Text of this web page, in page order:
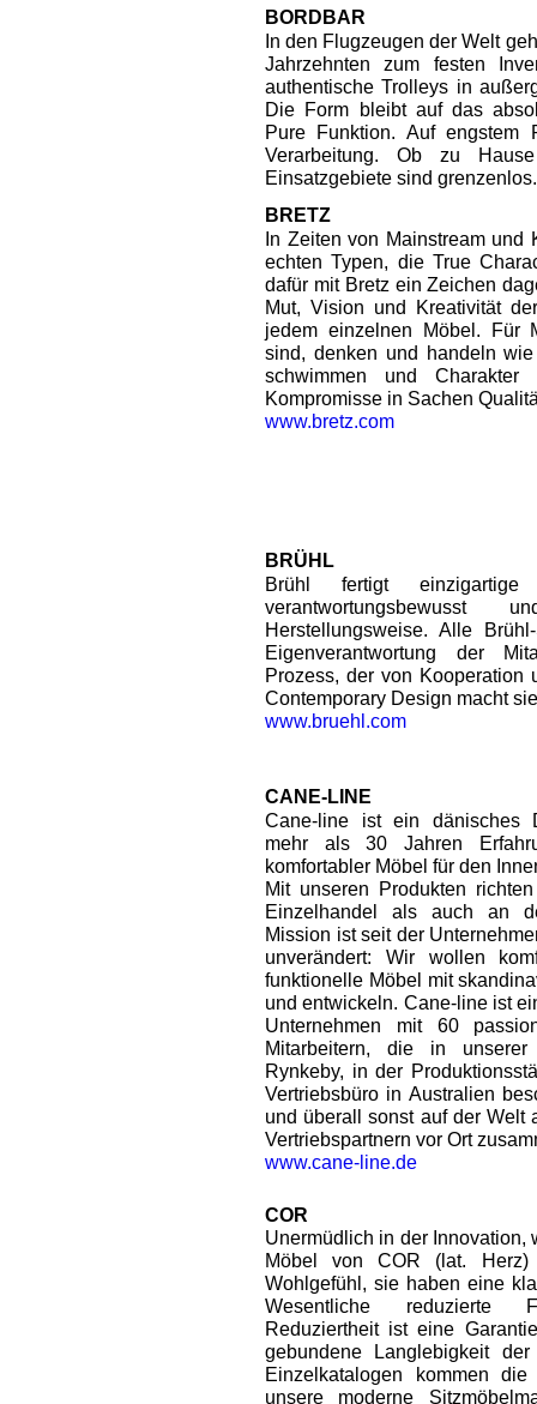
BORDBAR
In den Flugzeugen der Welt
Jahrzehnten zum festen
authentische Trolleys in
Die Form bleibt auf das
Pure Funktion. Auf engstem
Verarbeitung. Ob zu
Einsatzgebiete sind
BRETZ
In Zeiten von Mainstream und
echten Typen, die True
dafür mit Bretz ein Zeichen
Mut, Vision und Kreativität
jedem einzelnen Möbel. Für
sind, denken und handeln
schwimmen und
Kompromisse in Sachen
www.bretz.com
BRÜHL
Brühl fertigt
Herstellungsweise. Alle
Eigenverantwortung der
Prozess, der von Kooperation
Contemporary Design macht
www.bruehl.com
CANE-LINE
Cane-line ist ein dänisches
mehr als 30 Jahren
komfortabler Möbel für den
Mit unseren Produkten
Einzelhandel als auch an
Mission ist seit der
unverändert: Wir wollen
funktionelle Möbel mit
und entwickeln. Cane-line ist
Unternehmen mit 60
Mitarbeitern, die in
Rynkeby, in der
Vertriebsbüro in Australien
und überall sonst auf der Welt
Vertriebspartnern vor Ort
www.cane-line.de
COR
Unermüdlich in der Innovation,
Möbel von COR (lat. Herz)
Wohlgefühl, sie haben eine
Wesentliche reduzierte
Reduziertheit ist eine
gebundene Langlebigkeit
Einzelkatalogen kommen
unsere moderne